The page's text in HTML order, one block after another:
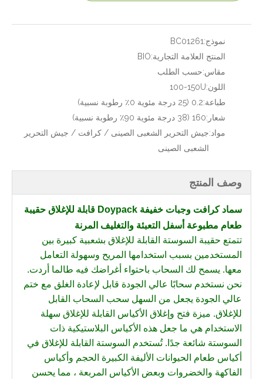
نموذج:BC01261
المنتج العلامة التجارية:BIO
مقاس:حسب الطلب
اللون:100-150U
طباعة:0.2 (25 درجة مئوية 0٪ رطوبة نسبية)
شعار:160 (38 درجة مئوية 90٪ رطوبة نسبية)
مواد:جيش التحرير الشعبى الصينى / كرافت / جيش التحرير
الشعبى الصينى
وصف المنتج
سماد كرافت وجبات خفيفة Doypack قابلة للإغلاق حقيبة
طعام مطبوعة أسفل التعبئة والتغليف المرنة
تتمتع حقيبة السوستة القابلة للإغلاق بشعبية كبيرة بين
المستخدمين بسبب استخدامها المريح وسهولة التعامل
معها. يسمح لك السحاب باحتواء أغراضك فيه طالما أردت.
نحن نستخدم سحابًا عالي الجودة قابل لإعادة الغلق مع ختم
عالي الجودة يجعل من السهل سحب السحاب القابل
للإغلاق. ميزة فتح وإغلاق الأكياس القابلة للإغلاق سهلة
الاستخدام هي ما جعل هذه الأكياس البلاستيكية ذات
السوستة شائعة جدًا. تُستخدم السوستة القابلة للإغلاق في
أكياس طعام الحيوانات الأليفة الكبيرة الحجم وأكياس
الفاكهة والخضروات وبعض الأكياس المربعة ، مما يحسن